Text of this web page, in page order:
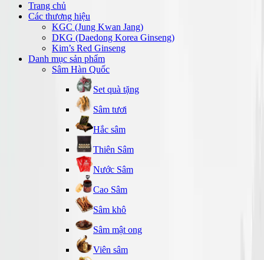
Trang chủ
Các thương hiệu
KGC (Jung Kwan Jang)
DKG (Daedong Korea Ginseng)
Kim’s Red Ginseng
Danh mục sản phẩm
Sâm Hàn Quốc
Set quà tặng
Sâm tươi
Hắc sâm
Thiên Sâm
Nước Sâm
Cao Sâm
Sâm khô
Sâm mật ong
Viên sâm